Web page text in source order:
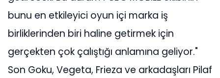
bunu en etkileyici oyun içi marka iş
birliklerinden biri haline getirmek için
gerçekten çok çalıştığı anlamına geliyor."
Son Goku, Vegeta, Frieza ve arkadaşları Pilaf